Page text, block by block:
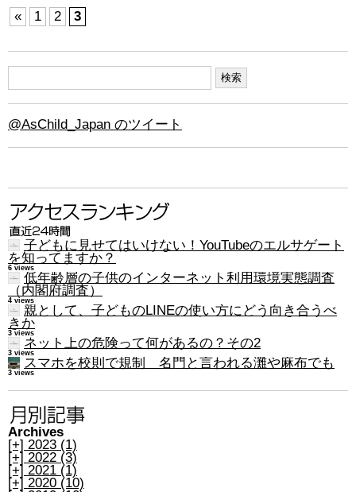
« 1 2 3
@AsChild_Japan のツイート
子どもに見せてはいけない！YouTubeのエルサゲート
を知ってますか？
6 views
低年齢層の子供のインターネット利用環境実態調査
（内閣府調査）
4 views
親として、子どものLINEの使い方にどう向き合うべ
きか
3 views
ネット上の危険って何があるの？その2
3 views
スマホを校則で規制 名門と言われる灘や麻布でも
3 views
Archives
[+] 2023 (1)
[+] 2022 (3)
[+] 2021 (1)
[+] 2020 (10)